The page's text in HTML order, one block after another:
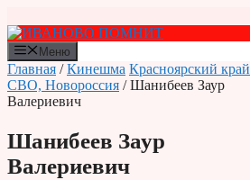
к
содержимому
Меню
Главная /Кинешма Красноярский край
СВО, Новороссия / Шанибеев Заур
Валериевич
Шанибеев Заур
Валериевич